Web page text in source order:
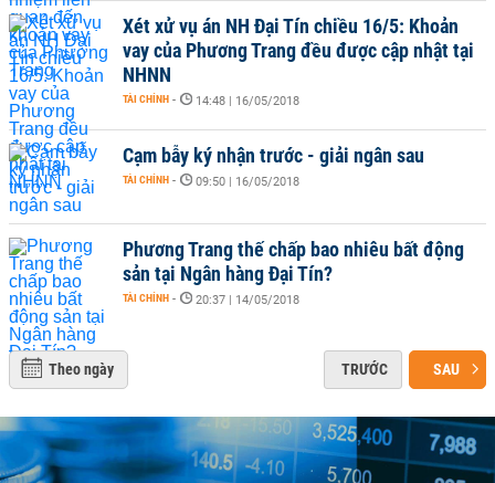
Xét xử vụ án NH Đại Tín chiều 16/5: Khoản
vay của Phương Trang đều được cập nhật tại
NHNN
TÀI CHÍNH - 14:48 | 16/05/2018
Cạm bẫy ký nhận trước - giải ngân sau
TÀI CHÍNH - 09:50 | 16/05/2018
Phương Trang thế chấp bao nhiêu bất động
sản tại Ngân hàng Đại Tín?
TÀI CHÍNH - 20:37 | 14/05/2018
Theo ngày TRƯỚC SAU